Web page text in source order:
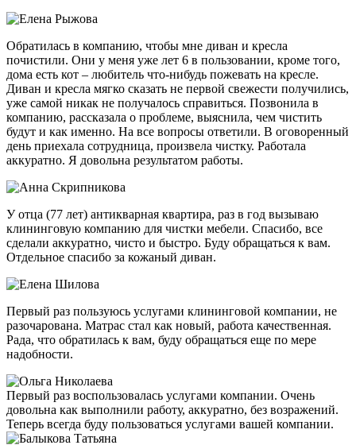
Обратилась в компанию, чтобы мне диван и кресла
почистили. Они у меня уже лет 6 в пользовании, кроме того,
дома есть кот – любитель что-нибудь пожевать на кресле.
Диван и кресла мягко сказать не первой свежести получились,
уже самой никак не получалось справиться. Позвонила в
компанию, рассказала о проблеме, выяснила, чем чистить
будут и как именно. На все вопросы ответили. В оговоренный
день приехала сотрудница, произвела чистку. Работала
аккуратно. Я довольна результатом работы.
У отца (77 лет) антикварная квартира, раз в год вызываю
клининговую компанию для чистки мебели. Спасибо, все
сделали аккуратно, чисто и быстро. Буду обращаться к вам.
Отдельное спасибо за кожаный диван.
Первый раз пользуюсь услугами клининговой компании, не
разочарована. Матрас стал как новый, работа качественная.
Рада, что обратилась к вам, буду обращаться еще по мере
надобности.
Первый раз воспользовалась услугами компании. Очень
довольна как выполнили работу, аккуратно, без возражений.
Теперь всегда буду пользоваться услугами вашей компании.